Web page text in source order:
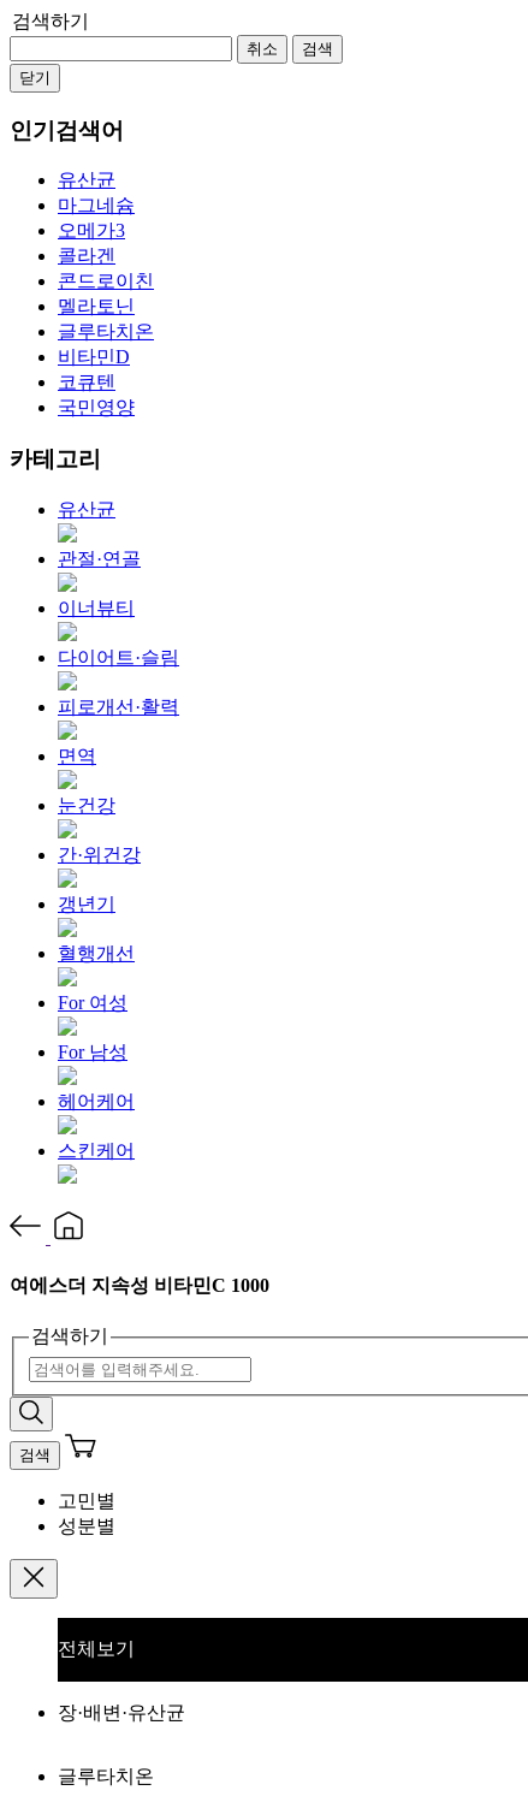
검색하기
취소
검색
닫기
인기검색어
유산균
마그네슘
오메가3
콜라겐
콘드로이친
멜라토닌
글루타치온
비타민D
코큐텐
국민영양
카테고리
유산균
관절·연골
이너뷰티
다이어트·슬림
피로개선·활력
면역
눈건강
간·위건강
갱년기
혈행개선
For 여성
For 남성
헤어케어
스킨케어
여에스더 지속성 비타민C 1000
검색하기
검색
고민별
성분별
전체보기
장·배변·유산균
글루타치온